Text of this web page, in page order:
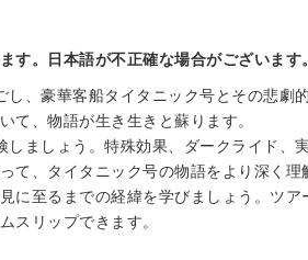
す。日本語が不正確な場合がございます。
、豪華客船タイタニック号とその悲劇
て、物語が生き生きと蘇ります。
ましょう。特殊効果、ダークライド、
て、タイタニック号の物語をより深く理
に至るまでの経緯を学びましょう。ツ
スリップできます。